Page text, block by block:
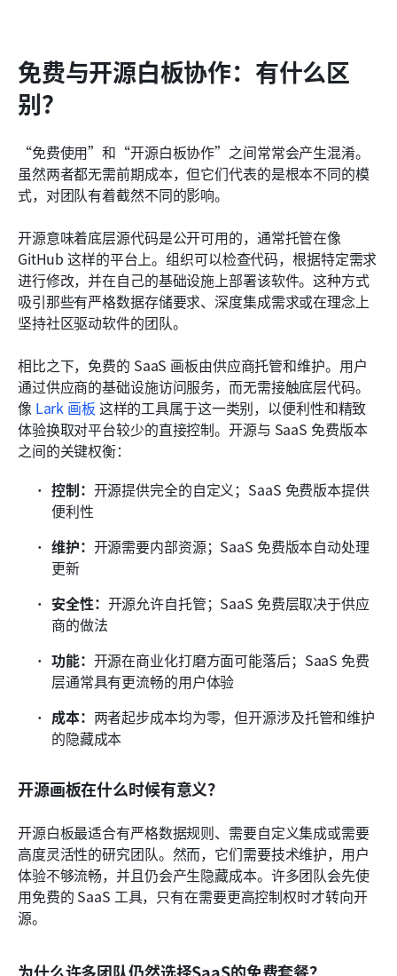
免费与开源白板协作：有什么区
别？
“免费使用”和“开源白板协作”之间常常会产生混淆。
虽然两者都无需前期成本，但它们代表的是根本不同的模
式，对团队有着截然不同的影响。
开源意味着底层源代码是公开可用的，通常托管在像
GitHub 这样的平台上。组织可以检查代码，根据特定需求
进行修改，并在自己的基础设施上部署该软件。这种方式
吸引那些有严格数据存储要求、深度集成需求或在理念上
坚持社区驱动软件的团队。
相比之下，免费的 SaaS 画板由供应商托管和维护。用户
通过供应商的基础设施访问服务，而无需接触底层代码。
像 Lark 画板 这样的工具属于这一类别，以便利性和精致
体验换取对平台较少的直接控制。开源与 SaaS 免费版本
之间的关键权衡：
控制： 开源提供完全的自定义；SaaS 免费版本提供
便利性
维护： 开源需要内部资源；SaaS 免费版本自动处理
更新
安全性： 开源允许自托管；SaaS 免费层取决于供应
商的做法
功能： 开源在商业化打磨方面可能落后；SaaS 免费
层通常具有更流畅的用户体验
成本： 两者起步成本均为零，但开源涉及托管和维护
的隐藏成本
开源画板在什么时候有意义？
开源白板最适合有严格数据规则、需要自定义集成或需要
高度灵活性的研究团队。然而，它们需要技术维护，用户
体验不够流畅，并且仍会产生隐藏成本。许多团队会先使
用免费的 SaaS 工具，只有在需要更高控制权时才转向开
源。
为什么许多团队仍然选择SaaS的免费套餐？